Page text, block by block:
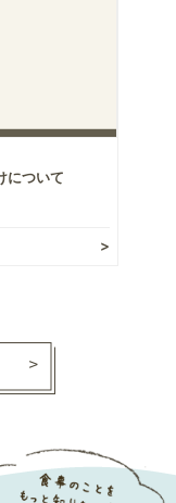
について